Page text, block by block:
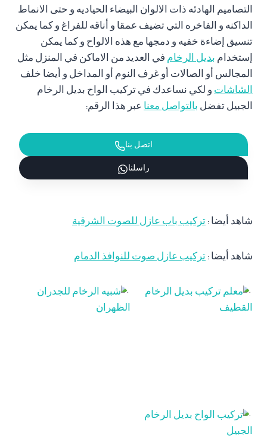
التصاميم الهادئه ذات الالوان البيضاء الحياديه و حتى الانماط
الداكنه و الفاخره التي تضيف عمقا و أناقه للفراغ و كما يمكن
تنسيق إضاءة خفيه و دمجها مع هذه الالواح و كما يمكن
إستخدام بديل الرخام في العديد من الاماكن في المنزل مثل
المجالس أو الصالات أو غرف النوم أو المداخل و أيضا خلف
الشاشات و لكي نساعدك في تركيب الواح بديل الرخام
الجبيل تفضل بالتواصل معنا عبر هذا الرقم:
اتصل بنا
راسلنا
شاهد أيضا : تركيب باب عازل للصوت الشرقية
شاهد أيضا : تركيب عازل صوت للنوافذ الدمام